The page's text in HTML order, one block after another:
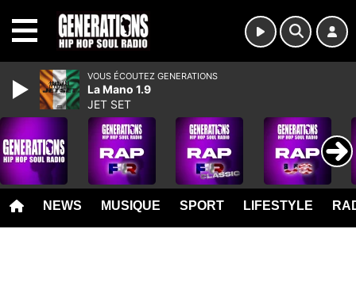
NEWS MUSIQUE SPORT LIFESTYLE
VOUS ÉCOUTEZ GENERATIONS
La Mano 1.9
JET SET